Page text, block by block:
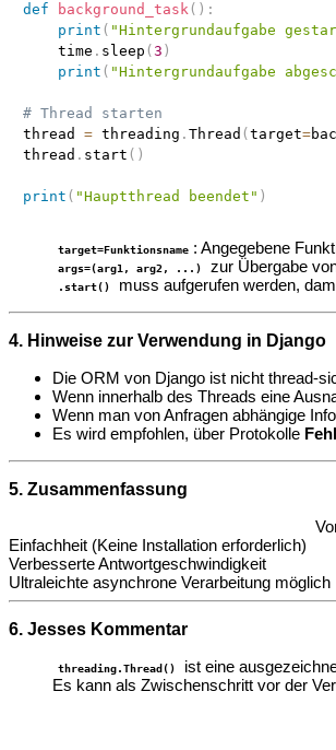
def background_task( ) :
print ( "Hintergrundaufgabe
    time
. sleep ( 3 )
print ( "Hintergrundaufgabe
# Thread starten
thread = threading . Thread ( target=
thread . start ( )
print ( "Hauptthread beendet" )
target=Funktionsname : Angegebene
args=(arg1, arg2, ...) zur Übergabe
.start() muss aufgerufen werden,
4. Hinweise zur Verwendung in Django
Die ORM von Django ist nicht thread-
Wenn innerhalb des Threads eine
Wenn man von Anfragen abhängige
Es wird empfohlen, über Protokolle
5. Zusammenfassung
Einfachheit (Keine Installation erforderlich)
Verbesserte Antwortgeschwindigkeit
Ultraleichte asynchrone Verarbeitung möglich
6. Jesses Kommentar
threading.Thread()
ist eine
Es kann als Zwischenschritt vor der